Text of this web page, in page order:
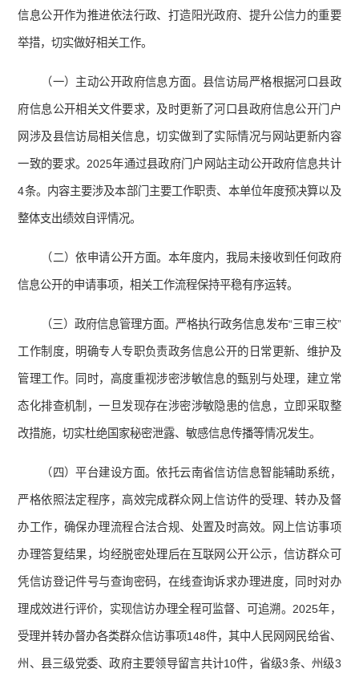
信息公开作为推进依法行政、打造阳光政府、提升公信力的重要
举措，切实做好相关工作。
（一）主动公开政府信息方面。县信访局严格根据河口县政
府信息公开相关文件要求，及时更新了河口县政府信息公开门户
网涉及县信访局相关信息，切实做到了实际情况与网站更新内容
一致的要求。2025年通过县政府门户网站主动公开政府信息共计
4条。内容主要涉及本部门主要工作职责、本单位年度预决算以及
整体支出绩效自评情况。
（二）依申请公开方面。本年度内，我局未接收到任何政府
信息公开的申请事项，相关工作流程保持平稳有序运转。
（三）政府信息管理方面。严格执行政务信息发布“三审三校”
工作制度，明确专人专职负责政务信息公开的日常更新、维护及
管理工作。同时，高度重视涉密涉敏信息的甄别与处理，建立常
态化排查机制，一旦发现存在涉密涉敏隐患的信息，立即采取整
改措施，切实杜绝国家秘密泄露、敏感信息传播等情况发生。
（四）平台建设方面。依托云南省信访信息智能辅助系统，
严格依照法定程序，高效完成群众网上信访件的受理、转办及督
办工作，确保办理流程合法合规、处置及时高效。网上信访事项
办理答复结果，均经脱密处理后在互联网公开公示，信访群众可
凭信访登记件号与查询密码，在线查询诉求办理进度，同时对办
理成效进行评价，实现信访办理全程可监督、可追溯。2025年，
受理并转办督办各类群众信访事项148件，其中人民网网民给省、
州、县三级党委、政府主要领导留言共计10件，省级3条、州级3